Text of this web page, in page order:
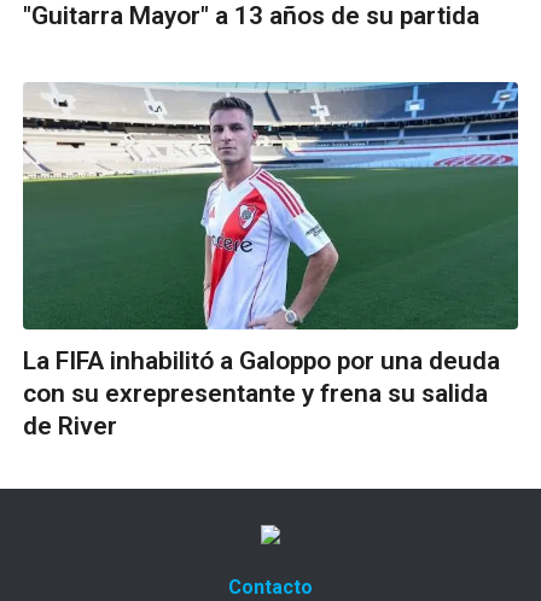
"Guitarra Mayor" a 13 años de su partida
La FIFA inhabilitó a Galoppo por una deuda
con su exrepresentante y frena su salida
de River
Contacto